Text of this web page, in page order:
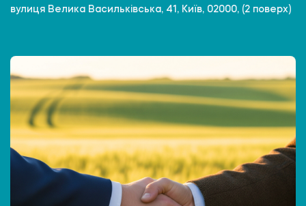
вулиця Велика Васильківська, 41, Київ, 02000, (2 поверх)